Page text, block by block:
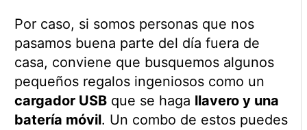
Por caso, si somos personas que nos
pasamos buena parte del día fuera de
casa, conviene que busquemos algunos
pequeños regalos ingeniosos como un
cargador USBque se haga llavero y una
batería móvil. Un combo de estos puedes